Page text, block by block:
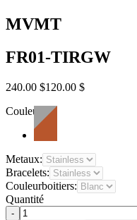
MVMT
FR01-TIRGW
240.00 $120.00 $
Couleur:
Metaux:
Bracelets:
Couleurboitiers:
Quantité
-